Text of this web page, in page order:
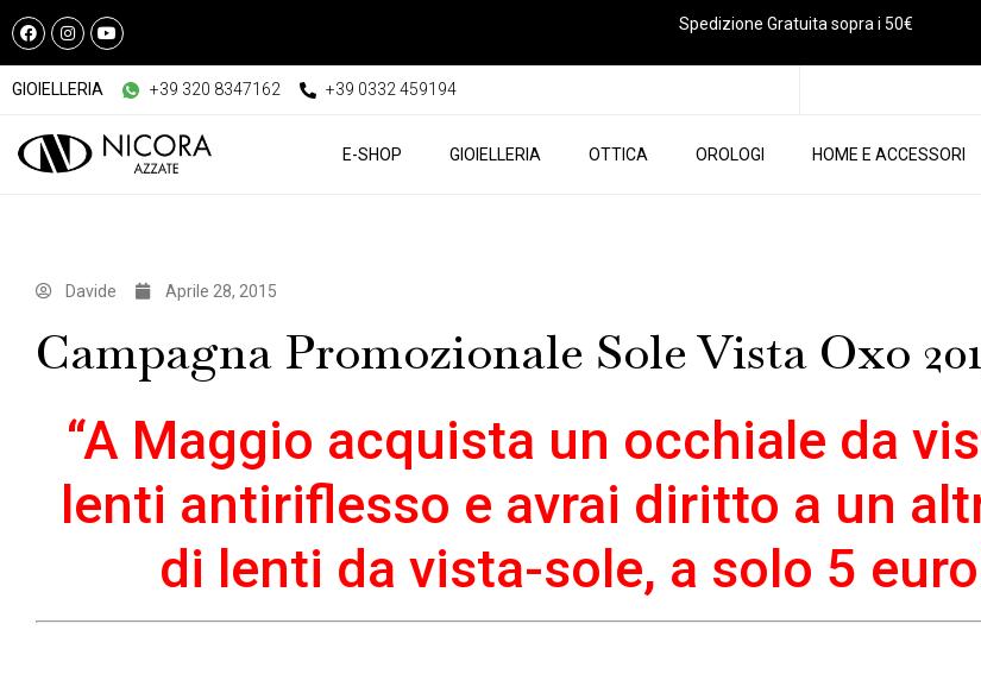
Spedizione Gratuita sopra i 50€
GIOIELLERIA +39 320 8347162 +39 0332 459194
E-SHOP GIOIELLERIA OTTICA OROLOGI HOME E ACCESSORI
Davide Aprile 28, 2015
Campagna Promozionale Sole Vista Oxo
“A Maggio acquista un occhiale da
lenti antiriflesso e avrai diritto a un
di lenti da vista-sole, a solo 5